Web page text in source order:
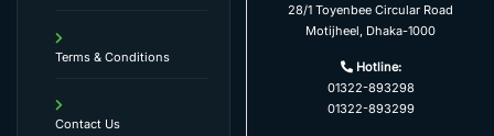
Terms & Conditions
Contact Us
28/1 Toyenbee Circular Road
Motijheel, Dhaka-1000
Hotline:
01322-893298
01322-893299